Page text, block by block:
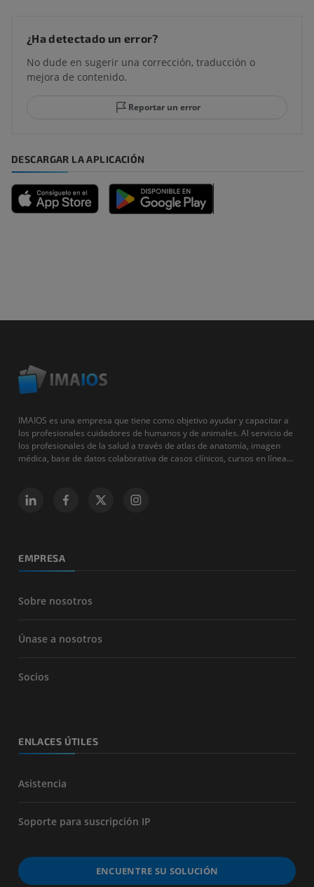
¿Ha detectado un error?
No dude en sugerir una corrección, traducción o
mejora de contenido.
Reportar un error
DESCARGAR LA APLICACIÓN
IMAIOS es una empresa que tiene como objetivo ayudar y capacitar a
los profesionales cuidadores de humanos y de animales. Al servicio de
los profesionales de la salud a través de atlas de anatomía, imagen
médica, base de datos colaborativa de casos clínicos, cursos en línea...
EMPRESA
Sobre nosotros
Únase a nosotros
Socios
ENLACES ÚTILES
Asistencia
Soporte para suscripción IP
ENCUENTRE SU SOLUCIÓN